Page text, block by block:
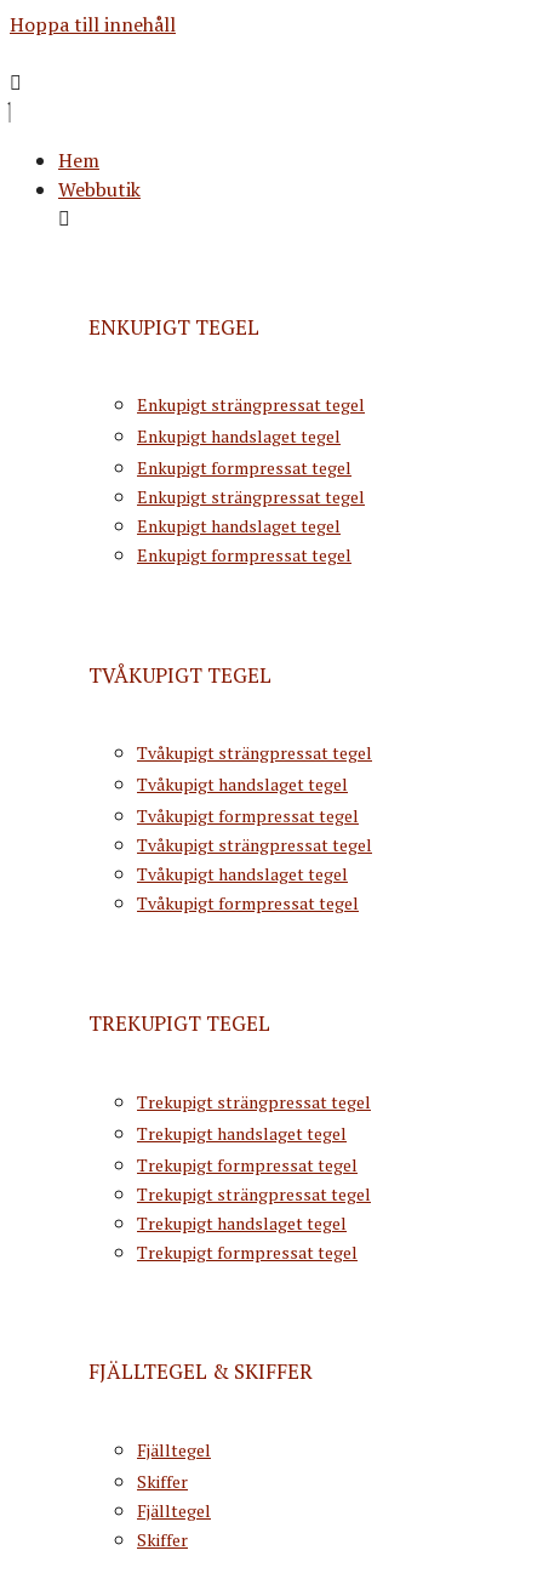
Hoppa till innehåll
Hem
Webbutik
ENKUPIGT TEGEL
Enkupigt strängpressat tegel
Enkupigt handslaget tegel
Enkupigt formpressat tegel
Enkupigt strängpressat tegel
Enkupigt handslaget tegel
Enkupigt formpressat tegel
TVÅKUPIGT TEGEL
Tvåkupigt strängpressat tegel
Tvåkupigt handslaget tegel
Tvåkupigt formpressat tegel
Tvåkupigt strängpressat tegel
Tvåkupigt handslaget tegel
Tvåkupigt formpressat tegel
TREKUPIGT TEGEL
Trekupigt strängpressat tegel
Trekupigt handslaget tegel
Trekupigt formpressat tegel
Trekupigt strängpressat tegel
Trekupigt handslaget tegel
Trekupigt formpressat tegel
FJÄLLTEGEL & SKIFFER
Fjälltegel
Skiffer
Fjälltegel
Skiffer